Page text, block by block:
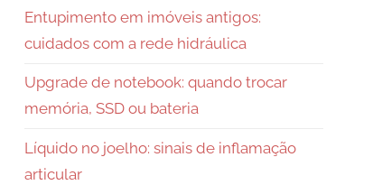
Entupimento em imóveis antigos:
cuidados com a rede hidráulica
Upgrade de notebook: quando trocar
memória, SSD ou bateria
Líquido no joelho: sinais de inflamação
articular